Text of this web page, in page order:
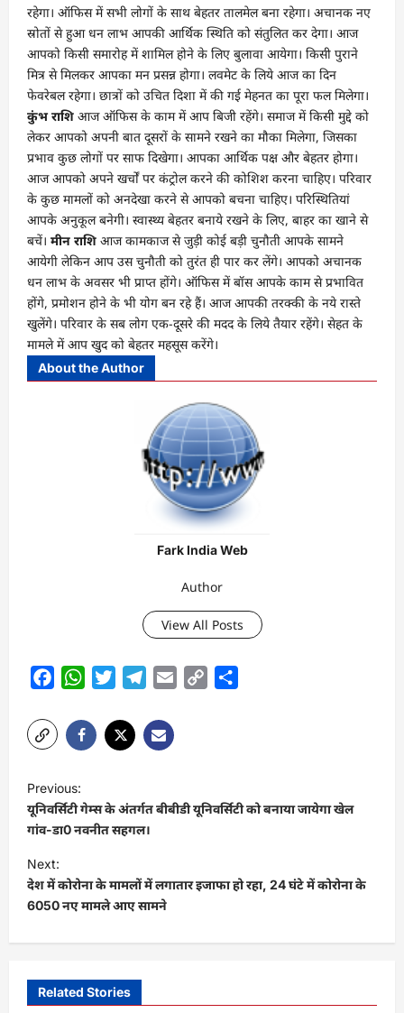
रहेगा। ऑफिस में सभी लोगों के साथ बेहतर तालमेल बना रहेगा। अचानक नए
स्रोतों से हुआ धन लाभ आपकी आर्थिक स्थिति को संतुलित कर देगा। आज
आपको किसी समारोह में शामिल होने के लिए बुलावा आयेगा। किसी पुराने
मित्र से मिलकर आपका मन प्रसन्न होगा। लवमेट के लिये आज का दिन
फेवरेबल रहेगा। छात्रों को उचित दिशा में की गई मेहनत का पूरा फल मिलेगा।
कुंभ राशि आज ऑफिस के काम में आप बिजी रहेंगे। समाज में किसी मुद्दे को
लेकर आपको अपनी बात दूसरों के सामने रखने का मौका मिलेगा, जिसका
प्रभाव कुछ लोगों पर साफ दिखेगा। आपका आर्थिक पक्ष और बेहतर होगा।
आज आपको अपने खर्चों पर कंट्रोल करने की कोशिश करना चाहिए। परिवार
के कुछ मामलों को अनदेखा करने से आपको बचना चाहिए। परिस्थितियां
आपके अनुकूल बनेगी। स्वास्थ्य बेहतर बनाये रखने के लिए, बाहर का खाने से
बचें। मीन राशि आज कामकाज से जुड़ी कोई बड़ी चुनौती आपके सामने
आयेगी लेकिन आप उस चुनौती को तुरंत ही पार कर लेंगे। आपको अचानक
धन लाभ के अवसर भी प्राप्त होंगे। ऑफिस में बॉस आपके काम से प्रभावित
होंगे, प्रमोशन होने के भी योग बन रहे हैं। आज आपकी तरक्की के नये रास्ते
खुलेंगे। परिवार के सब लोग एक-दूसरे की मदद के लिये तैयार रहेंगे। सेहत के
मामले में आप खुद को बेहतर महसूस करेंगे।
About the Author
Fark India Web
Author
View All Posts
FacebookWhatsAppTwitterTelegram
Email
Copy
o
s
t
n
a
v
g
Previous:
यूनिवर्सिटी गेम्स के अंतर्गत बीबीडी यूनिवर्सिटी को बनाया जायेगा खेल
गांव-डा0 नवनीत सहगल।
Next:
देश में कोरोना के मामलों में लगातार इजाफा हो रहा, 24 घंटे में कोरोना के
6050 नए मामले आए सामने
Related Stories